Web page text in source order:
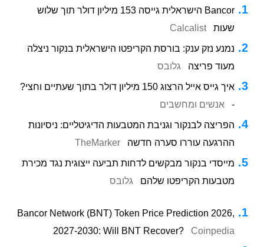
Bancor הישראלית גייסה 153 מיליון דולר תוך שלוש
שעות
Calcalist
נמנע נזק ענק: בורסת הקריפטו הישראלית בנקור ניצלה
מעוד פריצה
גלובס
איך גייס אייל הרצוג 150 מיליון דולר בתוך שעתיים וחצי?
-
אנשים ומחשבים
הפריצה לבנקור וגניבת המטבעות הדיגיטליים: ניסיונות
ההרגעה עוררו סערה חדשה
TheMarker
מייסדי בנקור מבקשים לדחות תביעה ייצוגית נגד מכירת
מטבעות הקריפטו שלהם
גלובס
Bancor Network (BNT) Token Price Prediction 2026,
2027-2030: Will BNT Recover?
Coinpedia